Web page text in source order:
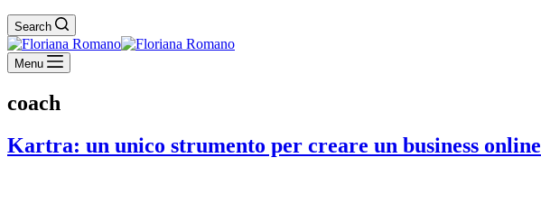
Search
Menu
coach
Kartra: un unico strumento per creare un business online